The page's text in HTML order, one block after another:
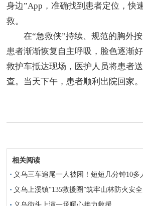
身边”App，准确找到患者定位，快
救。
在“急救侠”持续、规范的胸外按
患者渐渐恢复自主呼吸，脸色逐渐
救护车抵达现场，医护人员将患者
查。当天下午，患者顺利出院回家。
相关阅读
义乌三车追尾一人被困！短短几分钟10
发男子……
义乌上溪镇“135救援圈”筑牢山林防火安